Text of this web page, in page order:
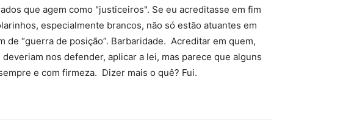
que agem como "justiceiros". Se eu acreditasse em fim
especialmente brancos, não só estão atuantes em
“guerra de posição”. Barbaridade. Acreditar em quem,
nos defender, aplicar a lei, mas parece que alguns
e com firmeza. Dizer mais o quê? Fui.